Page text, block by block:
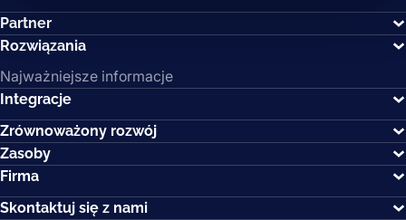
Partner
Rozwiązania
Najważniejsze informacje
Integracje
Zrównoważony rozwój
Zasoby
Firma
Skontaktuj się z nami